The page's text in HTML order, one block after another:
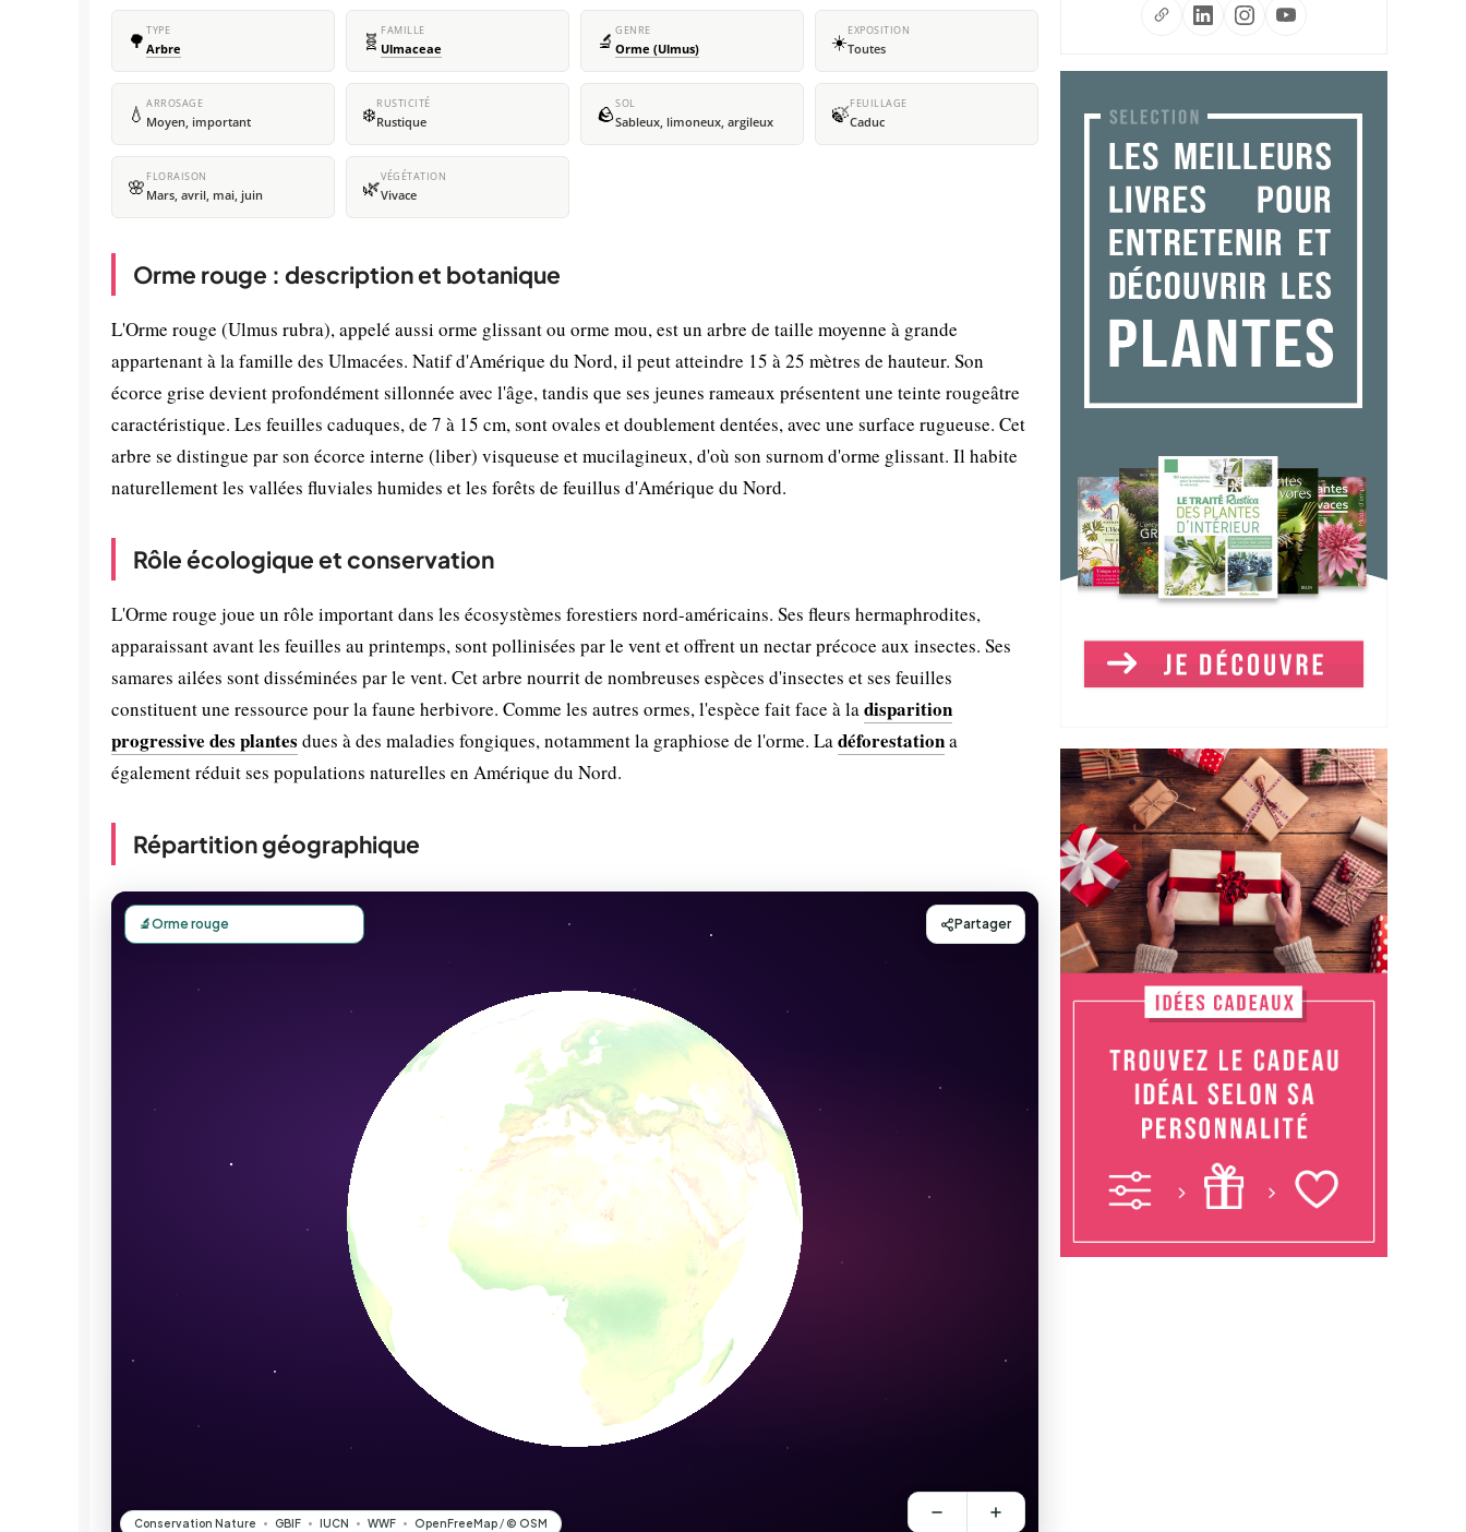
🌳 TYPE
Arbre 🧬 FAMILLE
Ulmaceae 🔬 GENRE
Orme (Ulmus) ☀️EXPOSITION
Toutes
💧 ARROSAGE
Moyen, important ❄️RUSTICITÉ
Rustique 🪨SOL
Sableux, limoneux, argileux 🍃FEUILLAGE
Caduc
🌸 FLORAISON
Mars, avril, mai, juin 🌿VÉGÉTATION
Vivace
Orme rouge : description et botanique
L'Orme rouge (Ulmus rubra), appelé aussi orme glissant ou orme mou, est un arbre de taille moyenne à grande
appartenant à la famille des Ulmacées. Natif d'Amérique du Nord, il peut atteindre 15 à 25 mètres de hauteur. Son
écorce grise devient profondément sillonnée avec l'âge, tandis que ses jeunes rameaux présentent une teinte rougeâtre
caractéristique. Les feuilles caduques, de 7 à 15 cm, sont ovales et doublement dentées, avec une surface rugueuse. Cet
arbre se distingue par son écorce interne (liber) visqueuse et mucilagineux, d'où son surnom d'orme glissant. Il habite
naturellement les vallées fluviales humides et les forêts de feuillus d'Amérique du Nord.
Rôle écologique et conservation
L'Orme rouge joue un rôle important dans les écosystèmes forestiers nord-américains. Ses fleurs hermaphrodites,
apparaissant avant les feuilles au printemps, sont pollinisées par le vent et offrent un nectar précoce aux insectes. Ses
samares ailées sont disséminées par le vent. Cet arbre nourrit de nombreuses espèces d'insectes et ses feuilles
constituent une ressource pour la faune herbivore. Comme les autres ormes, l'espèce fait face à ladisparition
progressive des plantes dues à des maladies fongiques, notamment la graphiose de l'orme. Ladéforestationa
également réduit ses populations naturelles en Amérique du Nord.
Répartition géographique